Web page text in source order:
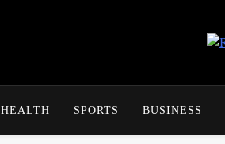
HEALTH SPORTS BUSINESS